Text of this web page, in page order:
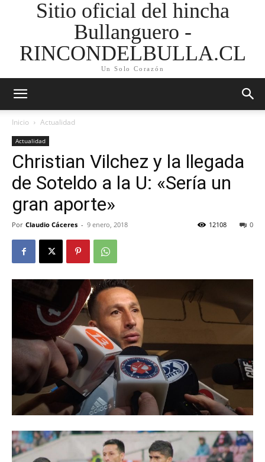
Sitio oficial del hincha
Bullanguero -
RINCONDELBULLA.CL
Un Solo Corazón
Inicio Actualidad
Actualidad
Christian Vilchez y la llegada
de Soteldo a la U: «Sería un
gran aporte»
Por Claudio Cáceres - 9 enero, 2018 0
12108